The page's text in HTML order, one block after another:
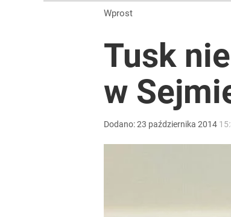
Wyrzucenie Morawieckiego nie
Konstytucjonalista nie ma wątpliwości.
Tego sondażu premier nie może
Wprost
Tusk
w
Dodano:23 października 2014